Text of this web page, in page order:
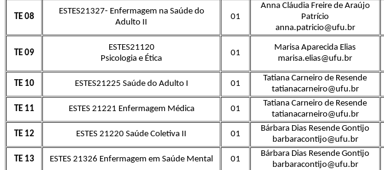
TE 08
ESTES21327- Enfermagem na Saúde do
Adulto II
01
Anna Cláudia Freire de Araújo
Patrício
anna.patricio@ufu.br
TE 09
ESTES21120
Psicologia e Ética
01
Marisa Aparecida Elias
marisa.elias@ufu.br
TE 10 ESTES21225 Saúde do Adulto I 01
Tatiana Carneiro de Resende
tatianacarneiro@ufu.br
TE 11 ESTES 21221 Enfermagem Médica 01
Tatiana Carneiro de Resende
tatianacarneiro@ufu.br
TE 12 ESTES 21220 Saúde Coletiva II 01
Bárbara Dias Resende Gontijo
barbaracontijo@ufu.br
TE 13 ESTES 21326 Enfermagem em Saúde Mental 01
Bárbara Dias Resende Gontijo
barbaracontijo@ufu.br